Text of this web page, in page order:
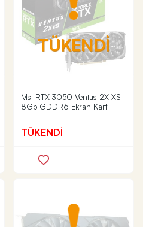
TÜKENDİ
Msi RTX 3050 Ventus 2X XS
8Gb GDDR6 Ekran Kartı
TÜKENDİ